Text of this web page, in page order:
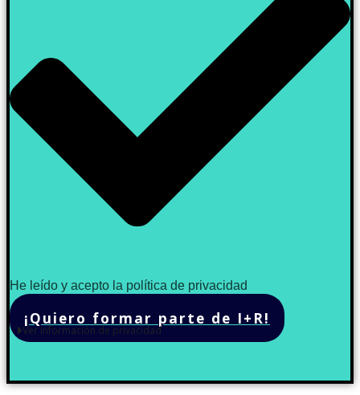
He leído y acepto la política de privacidad
¡Quiero formar parte de I+R!
Ver información de privacidad